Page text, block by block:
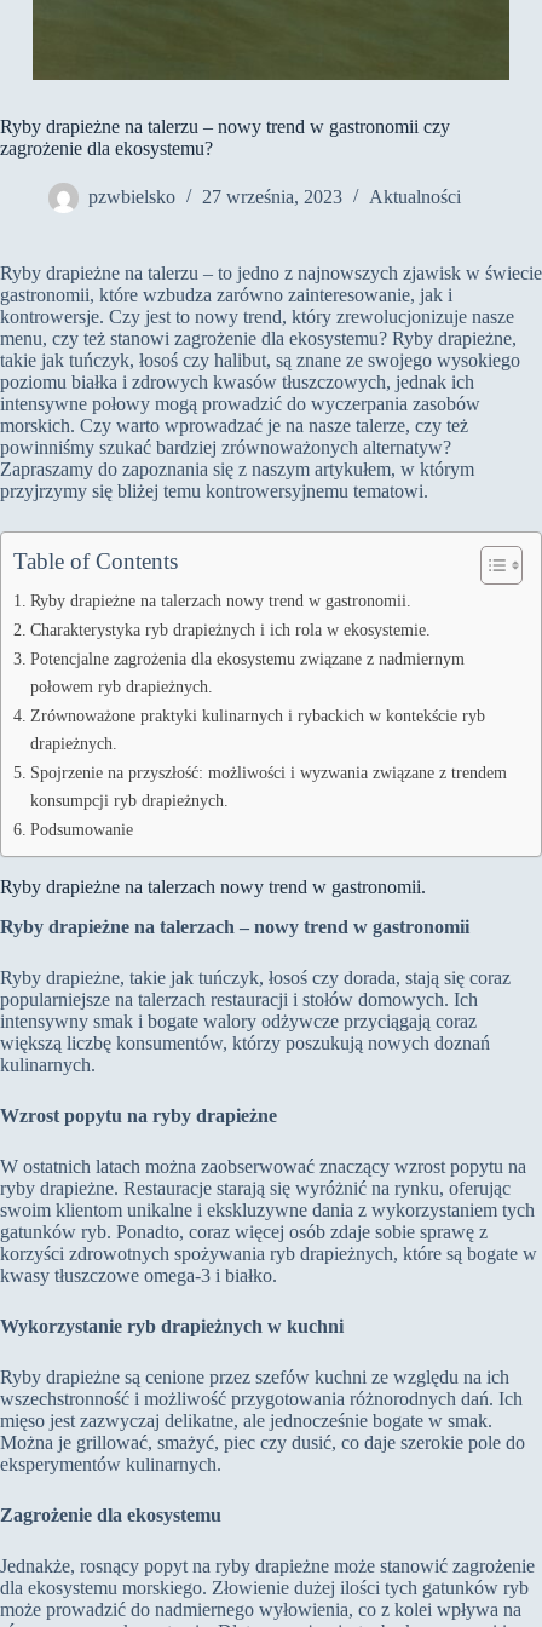
Ryby drapieżne na talerzu – nowy trend w gastronomii czy
zagrożenie dla ekosystemu?
pzwbielsko 27 września, 2023 Aktualności
Ryby drapieżne na talerzu – to jedno z najnowszych zjawisk w świecie
gastronomii, które wzbudza zarówno zainteresowanie, jak i
kontrowersje. Czy jest to nowy trend, który zrewolucjonizuje nasze
menu, czy też stanowi zagrożenie dla ekosystemu? Ryby drapieżne,
takie jak tuńczyk, łosoś czy halibut, są znane ze swojego wysokiego
poziomu białka i zdrowych kwasów tłuszczowych, jednak ich
intensywne połowy mogą prowadzić do wyczerpania zasobów
morskich. Czy warto wprowadzać je na nasze talerze, czy też
powinniśmy szukać bardziej zrównoważonych alternatyw?
Zapraszamy do zapoznania się z naszym artykułem, w którym
przyjrzymy się bliżej temu kontrowersyjnemu tematowi.
Table of Contents
Ryby drapieżne na talerzach nowy trend w gastronomii.
Charakterystyka ryb drapieżnych i ich rola w ekosystemie.
Potencjalne zagrożenia dla ekosystemu związane z nadmiernym
połowem ryb drapieżnych.
Zrównoważone praktyki kulinarnych i rybackich w kontekście ryb
drapieżnych.
Spojrzenie na przyszłość: możliwości i wyzwania związane z trendem
konsumpcji ryb drapieżnych.
Podsumowanie
Ryby drapieżne na talerzach nowy trend w gastronomii.
Ryby drapieżne na talerzach – nowy trend w gastronomii
Ryby drapieżne, takie jak tuńczyk, łosoś czy dorada, stają się coraz
popularniejsze na talerzach restauracji i stołów domowych. Ich
intensywny smak i bogate walory odżywcze przyciągają coraz
większą liczbę konsumentów, którzy poszukują nowych doznań
kulinarnych.
Wzrost popytu na ryby drapieżne
W ostatnich latach można zaobserwować znaczący wzrost popytu na
ryby drapieżne. Restauracje starają się wyróżnić na rynku, oferując
swoim klientom unikalne i ekskluzywne dania z wykorzystaniem tych
gatunków ryb. Ponadto, coraz więcej osób zdaje sobie sprawę z
korzyści zdrowotnych spożywania ryb drapieżnych, które są bogate w
kwasy tłuszczowe omega-3 i białko.
Wykorzystanie ryb drapieżnych w kuchni
Ryby drapieżne są cenione przez szefów kuchni ze względu na ich
wszechstronność i możliwość przygotowania różnorodnych dań. Ich
mięso jest zazwyczaj delikatne, ale jednocześnie bogate w smak.
Można je grillować, smażyć, piec czy dusić, co daje szerokie pole do
eksperymentów kulinarnych.
Zagrożenie dla ekosystemu
Jednakże, rosnący popyt na ryby drapieżne może stanowić zagrożenie
dla ekosystemu morskiego. Złowienie dużej ilości tych gatunków ryb
może prowadzić do nadmiernego wyłowienia, co z kolei wpływa na